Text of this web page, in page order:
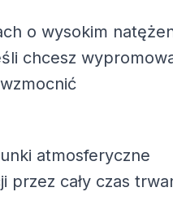
o wysokim
chcesz
atmosferyczne
przez cały czas